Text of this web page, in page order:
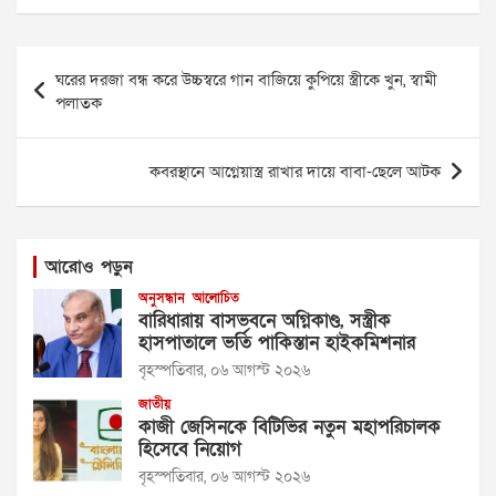
navigation
ঘরের দরজা বন্ধ করে উচ্চস্বরে গান বাজিয়ে কু‌পিয়ে স্ত্রী‌কে খুন, স্বামী
পলাতক
কবরস্থানে আগ্নেয়াস্ত্র রাখার দায়ে বাবা-ছেলে আটক
আরোও পড়ুন
অনুসন্ধান আলোচিত
বারিধারায় বাসভবনে অগ্নিকাণ্ড, সস্ত্রীক
হাসপাতালে ভর্তি পাকিস্তান হাইকমিশনার
বৃহস্পতিবার, ০৬ আগস্ট ২০২৬
জাতীয়
কাজী জেসিনকে বিটিভির নতুন মহাপরিচালক
হিসেবে নিয়োগ
বৃহস্পতিবার, ০৬ আগস্ট ২০২৬